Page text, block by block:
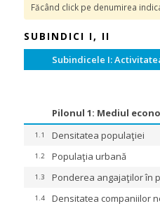
Făcând click pe denumirea
SUBINDICI I, II
Subindicele I:
Pilonul 1: Mediul
1.1 Densitatea populaţiei
1.2 Populaţia urbană
1.3 Ponderea angajaţilor în
1.4 Densitatea companiilor